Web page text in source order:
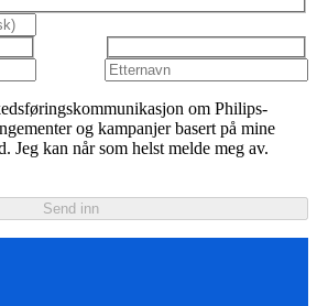
om Philips-
og kampanjer basert på mine
Jeg kan når som helst melde meg av.
Send inn